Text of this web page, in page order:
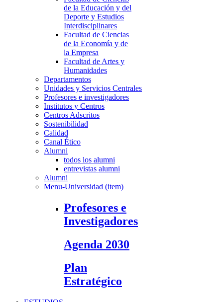
de la Educación y del
Deporte y Estudios
Interdisciplinares
Facultad de Ciencias
de la Economía y de
la Empresa
Facultad de Artes y
Humanidades
Departamentos
Unidades y Servicios Centrales
Profesores e investigadores
Institutos y Centros
Centros Adscritos
Sostenibilidad
Calidad
Canal Ético
Alumni
todos los alumni
entrevistas alumni
Alumni
Menu-Universidad (item)
Profesores e
Investigadores
Agenda 2030
Plan
Estratégico